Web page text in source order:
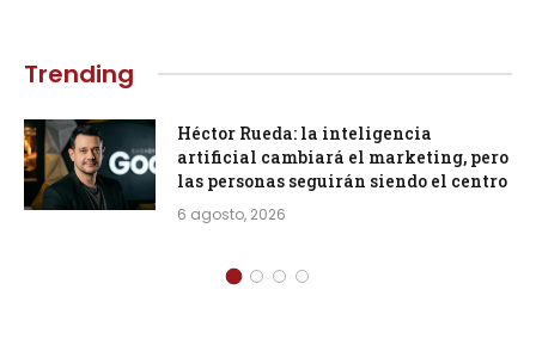
Trending
Héctor Rueda: la inteligencia
artificial cambiará el marketing, pero
las personas seguirán siendo el centro
6 agosto, 2026